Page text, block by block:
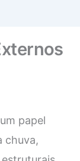
papel
chuva,